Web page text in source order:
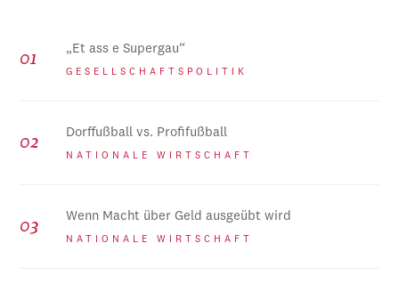
„Et ass e Supergau“
GESELLSCHAFTSPOLITIK
Dorffußball vs. Profifußball
NATIONALE WIRTSCHAFT
Wenn Macht über Geld ausgeübt wird
NATIONALE WIRTSCHAFT